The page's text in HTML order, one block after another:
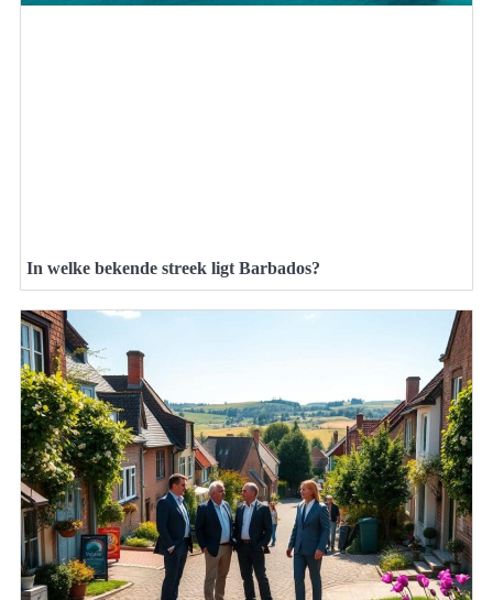
In welke bekende streek ligt Barbados?